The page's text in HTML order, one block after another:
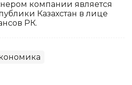
компании является
Казахстан в лице
РК.